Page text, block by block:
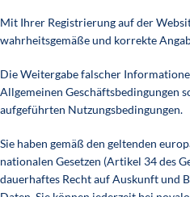
Mit Ihrer Registrierung auf der
wahrheitsgemäße und korrekte
Die Weitergabe falscher
Allgemeinen Geschäftsbedingungen
aufgeführten Nutzungsbedingungen.
Sie haben gemäß den geltenden
nationalen Gesetzen (Artikel 34 des
dauerhaftes Recht auf Auskunft und